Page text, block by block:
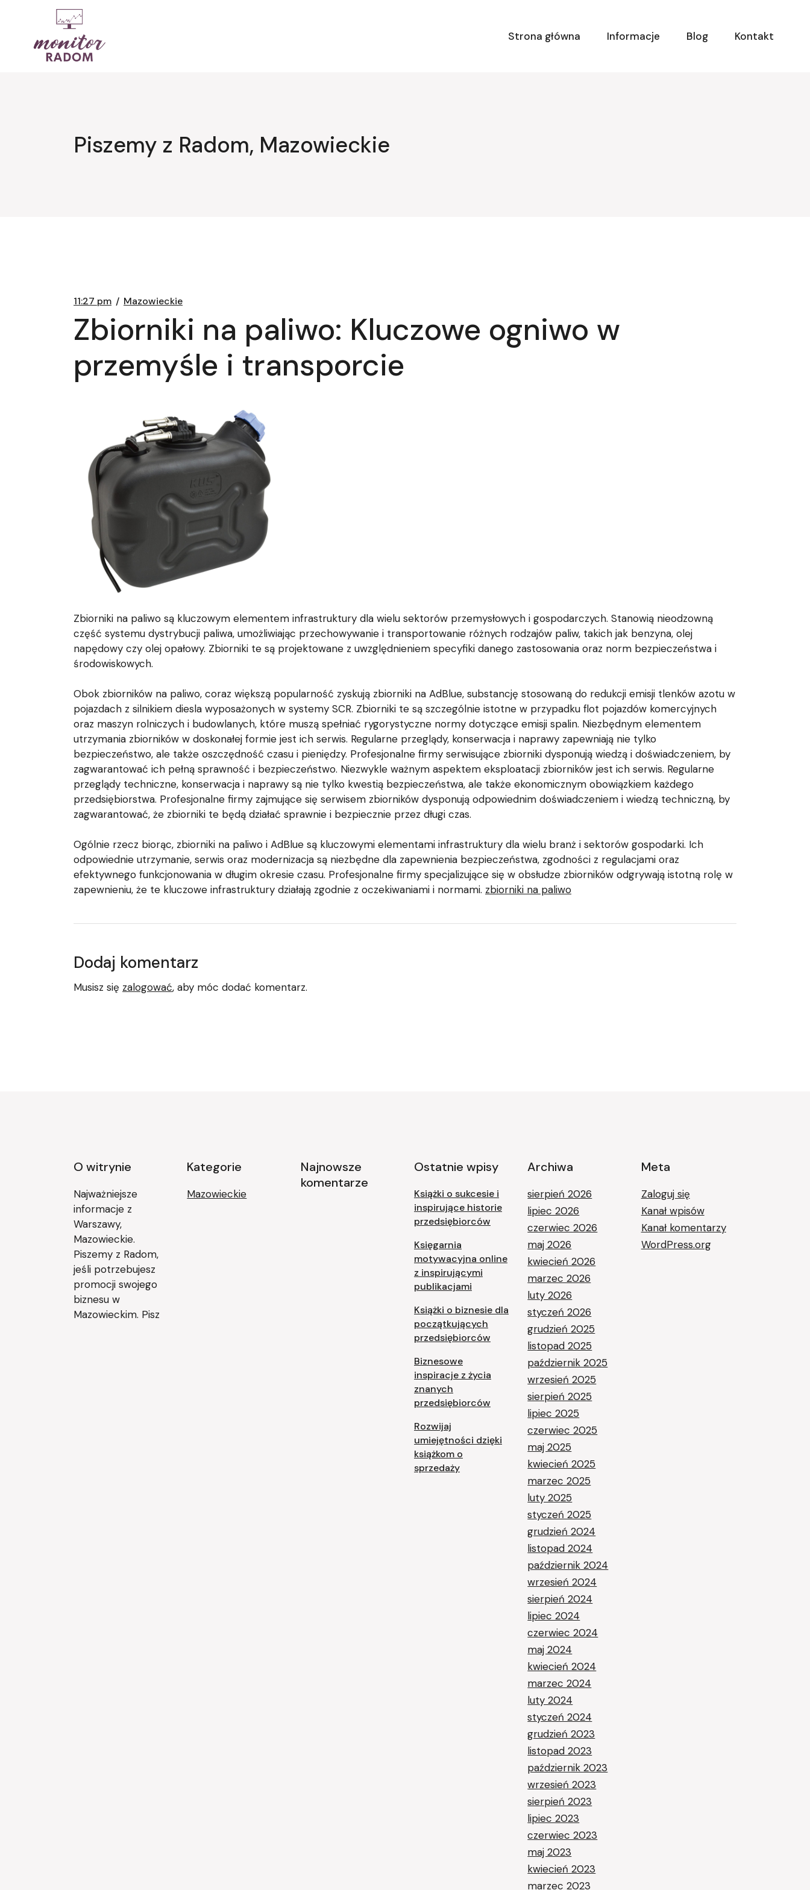
Strona główna
Informacje Blog Kontakt
Piszemy z Radom, Mazowieckie
11:27 pm Mazowieckie
Zbiorniki na paliwo: Kluczowe ogniwo w
przemyśle i transporcie
Zbiorniki na paliwo są kluczowym elementem infrastruktury dla wielu sektorów przemysłowych i gospodarczych. Stanowią nieodzowną
część systemu dystrybucji paliwa, umożliwiając przechowywanie i transportowanie różnych rodzajów paliw, takich jak benzyna, olej
napędowy czy olej opałowy. Zbiorniki te są projektowane z uwzględnieniem specyfiki danego zastosowania oraz norm bezpieczeństwa i
środowiskowych.
Obok zbiorników na paliwo, coraz większą popularność zyskują zbiorniki na AdBlue, substancję stosowaną do redukcji emisji tlenków azotu w
pojazdach z silnikiem diesla wyposażonych w systemy SCR. Zbiorniki te są szczególnie istotne w przypadku flot pojazdów komercyjnych
oraz maszyn rolniczych i budowlanych, które muszą spełniać rygorystyczne normy dotyczące emisji spalin. Niezbędnym elementem
utrzymania zbiorników w doskonałej formie jest ich serwis. Regularne przeglądy, konserwacja i naprawy zapewniają nie tylko
bezpieczeństwo, ale także oszczędność czasu i pieniędzy. Profesjonalne firmy serwisujące zbiorniki dysponują wiedzą i doświadczeniem, by
zagwarantować ich pełną sprawność i bezpieczeństwo. Niezwykle ważnym aspektem eksploatacji zbiorników jest ich serwis. Regularne
przeglądy techniczne, konserwacja i naprawy są nie tylko kwestią bezpieczeństwa, ale także ekonomicznym obowiązkiem każdego
przedsiębiorstwa. Profesjonalne firmy zajmujące się serwisem zbiorników dysponują odpowiednim doświadczeniem i wiedzą techniczną, by
zagwarantować, że zbiorniki te będą działać sprawnie i bezpiecznie przez długi czas.
Ogólnie rzecz biorąc, zbiorniki na paliwo i AdBlue są kluczowymi elementami infrastruktury dla wielu branż i sektorów gospodarki. Ich
odpowiednie utrzymanie, serwis oraz modernizacja są niezbędne dla zapewnienia bezpieczeństwa, zgodności z regulacjami oraz
efektywnego funkcjonowania w długim okresie czasu. Profesjonalne firmy specjalizujące się w obsłudze zbiorników odgrywają istotną rolę w
zapewnieniu, że te kluczowe infrastruktury działają zgodnie z oczekiwaniami i normami. zbiorniki na paliwo
Dodaj komentarz
Musisz się zalogować, aby móc dodać komentarz.
O witrynie
Najważniejsze
informacje z
Warszawy,
Mazowieckie.
Piszemy z Radom,
jeśli potrzebujesz
promocji swojego
biznesu w
Mazowieckim. Pisz
Kategorie
Mazowieckie
Najnowsze
komentarze
Ostatnie wpisy
Książki o sukcesie i
inspirujące historie
przedsiębiorców
Księgarnia
motywacyjna online
z inspirującymi
publikacjami
Książki o biznesie dla
początkujących
przedsiębiorców
Biznesowe
inspiracje z życia
znanych
przedsiębiorców
Rozwijaj
umiejętności dzięki
książkom o
sprzedaży
Archiwa
sierpień 2026
lipiec 2026
czerwiec 2026
maj 2026
kwiecień 2026
marzec 2026
luty 2026
styczeń 2026
grudzień 2025
listopad 2025
październik 2025
wrzesień 2025
sierpień 2025
lipiec 2025
czerwiec 2025
maj 2025
kwiecień 2025
marzec 2025
luty 2025
styczeń 2025
grudzień 2024
listopad 2024
październik 2024
wrzesień 2024
sierpień 2024
lipiec 2024
czerwiec 2024
maj 2024
kwiecień 2024
marzec 2024
luty 2024
styczeń 2024
grudzień 2023
listopad 2023
październik 2023
wrzesień 2023
sierpień 2023
lipiec 2023
czerwiec 2023
maj 2023
kwiecień 2023
marzec 2023
Meta
Zaloguj się
Kanał wpisów
Kanał komentarzy
WordPress.org